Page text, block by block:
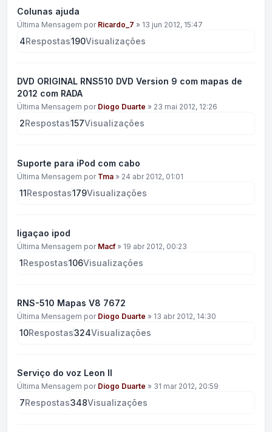
Colunas ajuda
Última Mensagem por Ricardo_7 » 13 jun 2012, 15:47
4Respostas190Visualizações
DVD ORIGINAL RNS510 DVD Version 9 com mapas de
2012 com RADA
Última Mensagem por Diogo Duarte » 23 mai 2012, 12:26
2Respostas157Visualizações
Suporte para iPod com cabo
Última Mensagem por Tma » 24 abr 2012, 01:01
11Respostas179Visualizações
ligaçao ipod
Última Mensagem por Macf» 19 abr 2012, 00:23
1Respostas106Visualizações
RNS-510 Mapas V8 7672
Última Mensagem por Diogo Duarte » 13 abr 2012, 14:30
10Respostas324Visualizações
Serviço do voz Leon II
Última Mensagem por Diogo Duarte » 31 mar 2012, 20:59
7Respostas348Visualizações